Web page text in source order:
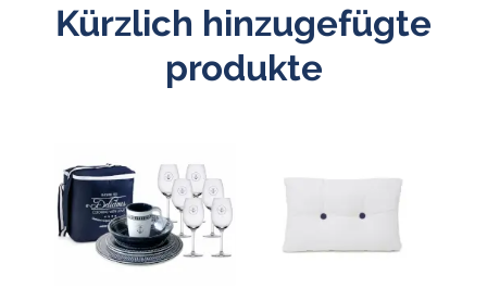
Kürzlich hinzugefügte
produkte